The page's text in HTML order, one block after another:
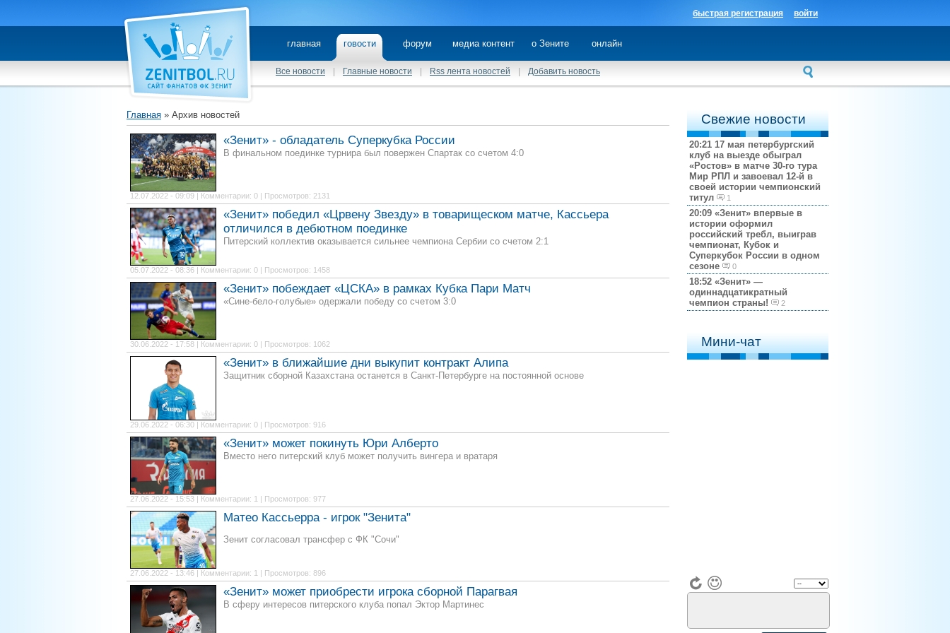
войти
быстрая регистрация
главная говости форум медиа контент о Зените онлайн
Все новости Главные новости Rss лента новостей Добавить новость
Свежие новости
20:21 17 мая петербургский
клуб на выезде обыграл
«Ростов» в матче 30-го тура
Мир РПЛ и завоевал 12-й в
своей истории чемпионский
титул
1
20:09 «Зенит» впервые в
истории оформил
российский требл, выиграв
чемпионат, Кубок и
Суперкубок России в одном
сезоне
0
18:52 «Зенит» —
одиннадцатикратный
чемпион страны!
2
Мини-чат
Главная » Архив новостей
«Зенит» - обладатель Суперкубка России
В финальном поединке турнира был повержен Спартак со счетом 4:0
12.07.2022 - 09:09 | Комментарии: 0 | Просмотров: 2131
«Зенит» победил «Црвену Звезду» в товарищеском матче, Кассьера
отличился в дебютном поединке
Питерский коллектив оказывается сильнее чемпиона Сербии со счетом 2:1
05.07.2022 - 08:36 | Комментарии: 0 | Просмотров: 1458
«Зенит» побеждает «ЦСКА» в рамках Кубка Пари Матч
«Сине-бело-голубые» одержали победу со счетом 3:0
30.06.2022 - 17:58 | Комментарии: 0 | Просмотров: 1062
«Зенит» в ближайшие дни выкупит контракт Алипа
Защитник сборной Казахстана останется в Санкт-Петербурге на постоянной основе
29.06.2022 - 06:30 | Комментарии: 0 | Просмотров: 916
«Зенит» может покинуть Юри Алберто
Вместо него питерский клуб может получить вингера и вратаря
27.06.2022 - 15:53 | Комментарии: 1 | Просмотров: 977
Матео Кассьерра - игрок "Зенита"
Зенит согласовал трансфер с ФК "Сочи"
27.06.2022 - 13:46 | Комментарии: 1 | Просмотров: 896
«Зенит» может приобрести игрока сборной Парагвая
В сферу интересов питерского клуба попал Эктор Мартинес